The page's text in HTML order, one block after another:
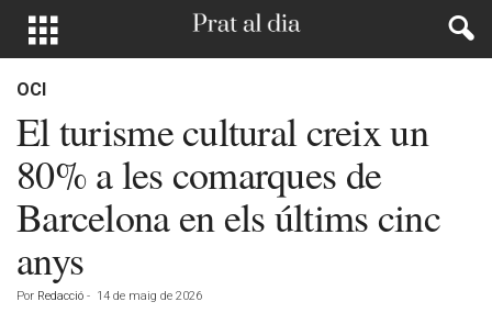
OCI
El turisme cultural creix un
80% a les comarques de
Barcelona en els últims cinc
anys
Por Redacció - 14 de maig de 2026